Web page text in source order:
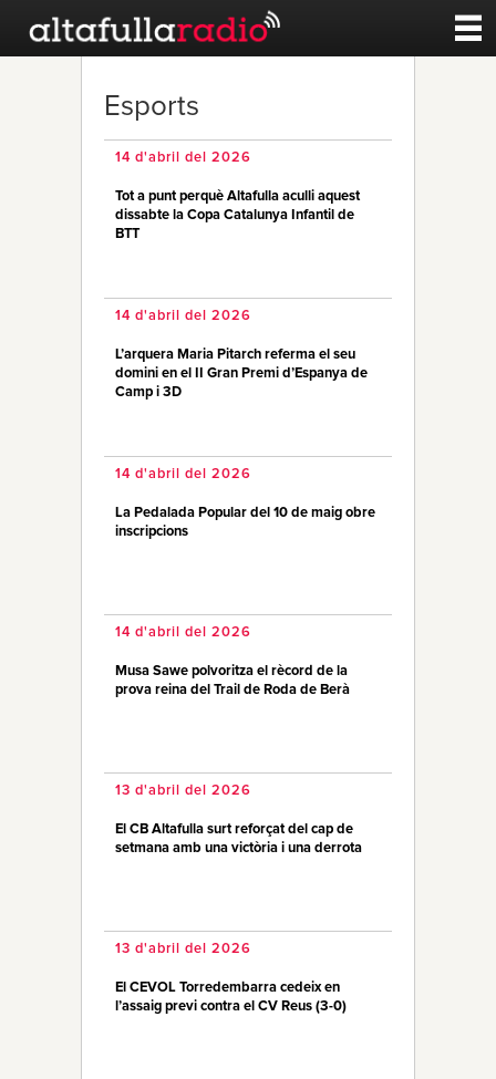
Esports
Qui Som
Esports
14 d'abril del 2026
Tot a punt perquè Altafulla aculli aquest
dissabte la Copa Catalunya Infantil de
BTT
14 d'abril del 2026
L’arquera Maria Pitarch referma el seu
domini en el II Gran Premi d’Espanya de
Camp i 3D
14 d'abril del 2026
La Pedalada Popular del 10 de maig obre
inscripcions
14 d'abril del 2026
Musa Sawe polvoritza el rècord de la
prova reina del Trail de Roda de Berà
13 d'abril del 2026
El CB Altafulla surt reforçat del cap de
setmana amb una victòria i una derrota
13 d'abril del 2026
El CEVOL Torredembarra cedeix en
l’assaig previ contra el CV Reus (3-0)